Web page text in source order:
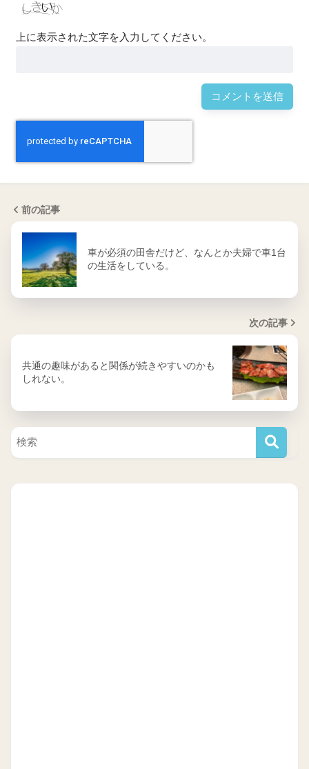
上に表示された文字を入力してください。
前の記事
車が必須の田舎だけど、なんとか夫婦で車1台
の生活をしている。
次の記事
共通の趣味があると関係が続きやすいのかも
しれない。